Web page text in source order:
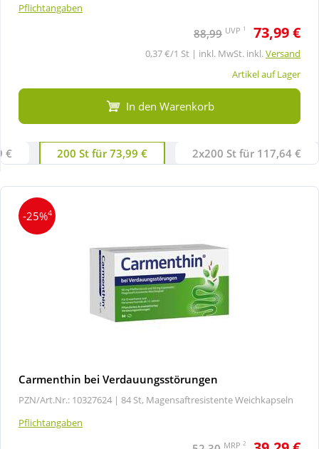
Tierbedarf
Wellness
Pflichtangaben
88,99 UVP 1 73,99 €
0,37 €/1 St | inkl. MwSt. inkl.Versand
Artikel auf Lager
In den Warenkorb
€ 200 St für 73,99 € 2x200 St für 117,64 €
-25%4
Carmenthin bei Verdauungsstörungen
PZN/Art.Nr.: 10327624 | 84 St, Magensaftresistente Weichkapseln
Pflichtangaben
MRP 2